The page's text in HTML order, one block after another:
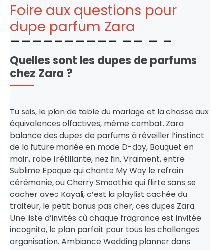
Foire aux questions pour
dupe parfum Zara
Quelles sont les dupes de parfums
chez Zara ?
Tu sais, le plan de table du mariage et la chasse aux
équivalences olfactives, même combat. Zara
balance des dupes de parfums à réveiller l’instinct
de la future mariée en mode D-day, Bouquet en
main, robe frétillante, nez fin. Vraiment, entre
Sublime Époque qui chante My Way le refrain
cérémonie, ou Cherry Smoothie qui flirte sans se
cacher avec Kayali, c’est la playlist cachée du
traiteur, le petit bonus pas cher, ces dupes Zara.
Une liste d’invités où chaque fragrance est invitée
incognito, le plan parfait pour tous les challenges
organisation. Ambiance Wedding planner dans